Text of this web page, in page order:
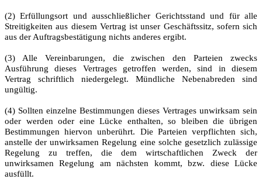
(2) Erfüllungsort und ausschließlicher Gerichtsstand und für alle
Streitigkeiten aus diesem Vertrag ist unser Geschäftssitz, sofern sich
aus der Auftragsbestätigung nichts anderes ergibt.
(3) Alle Vereinbarungen, die zwischen den Parteien zwecks
Ausführung dieses Vertrages getroffen werden, sind in diesem
Vertrag schriftlich niedergelegt. Mündliche Nebenabreden sind
ungültig.
(4) Sollten einzelne Bestimmungen dieses Vertrages unwirksam sein
oder werden oder eine Lücke enthalten, so bleiben die übrigen
Bestimmungen hiervon unberührt. Die Parteien verpflichten sich,
anstelle der unwirksamen Regelung eine solche gesetzlich zulässige
Regelung zu treffen, die dem wirtschaftlichen Zweck der
unwirksamen Regelung am nächsten kommt, bzw. diese Lücke
ausfüllt.